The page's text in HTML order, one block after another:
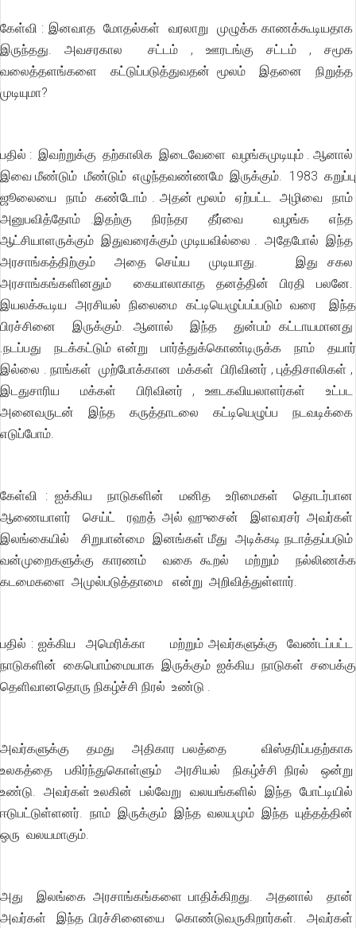
கேள்வி : இனவாத மோதல்கள் வரலாறு முழுக்க காணக்கூடியதாக
இருந்தது. அவசரகால சட்டம் , ஊரடங்கு சட்டம் , சமூக
வலைத்தளங்களை கட்டுப்படுத்துவதன் மூலம் இதனை நிறுத்த
முடியுமா?
பதில் : இவற்றுக்கு தற்காலிக இடைவேளை வழங்கமுடியும் . ஆனால்
இவை மீண்டும் மீண்டும் எழுந்தவண்ணமே இருக்கும். 1983 கறுப்பு
ஜூலையை நாம் கண்டோம் . அதன் மூலம் ஏற்பட்ட அழிவை நாம்
அனுபவித்தோம் .இதற்கு நிரந்தர தீர்வை வழங்க எந்த
ஆட்சியாளருக்கும் இதுவரைக்கும் முடியவில்லை . அதேபோல் இந்த
அரசாங்கத்திற்கும் அதை செய்ய முடியாது. இது சகல
அரசாங்கங்களினதும் கையாலாகாத தனத்தின் பிரதி பலனே.
இயலக்கூடிய அரசியல் நிலைமை கட்டியெழுப்பப்படும் வரை இந்த
பிரச்சினை இருக்கும். ஆனால் இந்த துன்பம் கட்டாயமானது
.நடப்பது நடக்கட்டும் என்று பார்த்துக்கொண்டிருக்க நாம் தயார்
இல்லை . நாங்கள் முற்போக்கான மக்கள் பிரிவினர் , புத்திசாலிகள் ,
இடதுசாரிய மக்கள் பிரிவினர் , ஊடகவியலாளர்கள் உட்பட
அனைவருடன் இந்த கருத்தாடலை கட்டியெழுப்ப நடவடிக்கை
எடுப்போம்.
கேள்வி : ஐக்கிய நாடுகளின் மனித உரிமைகள் தொடர்பான
ஆணையாளர் செய்ட் ரஹத் அல் ஹுசைன் இளவரசர் அவர்கள்
இலங்கையில் சிறுபான்மை இனங்கள் மீது அடிக்கடி நடாத்தப்படும்
வன்முறைகளுக்கு காரணம் வகை கூறல் மற்றும் நல்லிணக்க
கடமைகளை அமுல்படுத்தாமை என்று அறிவித்துள்ளார்.
பதில் : ஐக்கிய அமெரிக்கா மற்றும் அவர்களுக்கு வேண்டப்பட்ட
நாடுகளின் கைபொம்மையாக இருக்கும் ஐக்கிய நாடுகள் சபைக்கு
தெளிவானதொரு நிகழ்ச்சி நிரல் உண்டு .
அவர்களுக்கு தமது அதிகார பலத்தை விஸ்தரிப்பதற்காக
உலகத்தை பகிர்ந்துகொள்ளும் அரசியல் நிகழ்ச்சி நிரல் ஒன்று
உண்டு. அவர்கள் உலகின் பல்வேறு வலயங்களில் இந்த போட்டியில்
ஈடுபட்டுள்ளனர். நாம் இருக்கும் இந்த வலயமும் இந்த யுத்தத்தின்
ஒரு வலயமாகும்.
அது இலங்கை அரசாங்கங்களை பாதிக்கிறது. அதனால் தான்
அவர்கள் இந்த பிரச்சினையை கொண்டுவருகிறார்கள். அவர்கள்